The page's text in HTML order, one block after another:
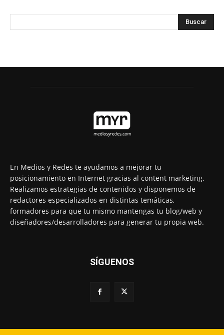
En Medios y Redes te ayudamos a mejorar tu
posicionamiento en Internet gracias al content marketing.
Realizamos estrategias de contenidos y disponemos de
redactores especializados en distintas temáticas,
formadores para que tu mismo mantengas tu blog/web y
diseñadores/desarrolladores para generar tu propia web.
SÍGUENOS